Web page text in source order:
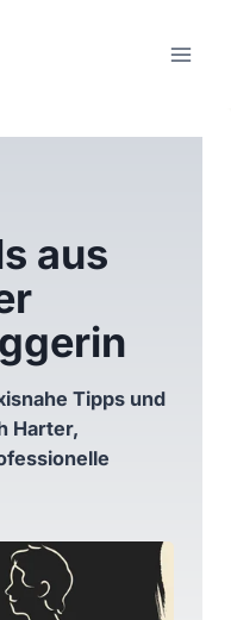
aus
Tipps und
Harter,